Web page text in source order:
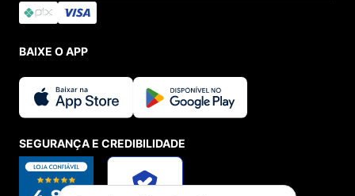
BAIXE O APP
SEGURANÇA E CREDIBILIDADE